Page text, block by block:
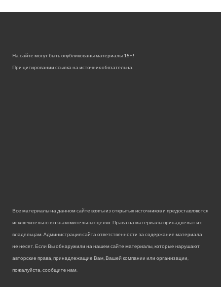
На сайте могут быть опубликованы материалы 18+!
При цитировании ссылка на источник обязательна.
Все материалы на данном сайте взяты из открытых источников и предоставляются
исключительно в ознакомительных целях. Права на материалы принадлежат их
владельцам. Администрация сайта ответственности за содержание материала
не несет. Если Вы обнаружили на нашем сайте материалы, которые нарушают
авторские права, принадлежащие Вам, Вашей компании или организации,
пожалуйста, сообщите нам.